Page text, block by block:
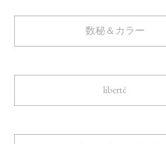
数秘＆カラー
liberté